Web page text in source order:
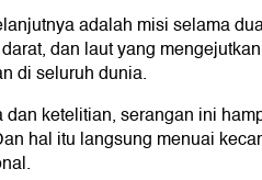
adalah misi selama
dan laut yang
di seluruh dunia.
dan ketelitian, serangan ini
hal itu langsung menuai